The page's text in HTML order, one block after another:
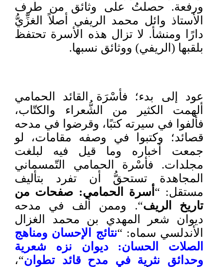
ورفعة. حصلتُ على وثائق من طرف
الأستاذ وائل محمد الريفي أصلاً الغزِّيُّ
دارًا ومنشأ. لا تزال هذه الأسرة تحتفظ
بلقبها (الريفي) ووثائق نسبها.
عود إلى بدء؛ فأسْرَة القائد الحمامي
ألهمت الكثير من الشُّعراء والكتّاب،
فألفوا في سيرته كتبًا، وقرضوا في مدحه
قصائد؛ وكتبوا في وصفه مقامات، لو
جمعت أخباره وما قيل فيه لبلغت
مجلدات. فأسْرة الحمامي التّمسماني
المجاهدة تستحقُّ أن تفرد بتأليف
مستقل: “ أسرة الحمامي: صفحات من
تاريخ الريف“. وممن ألف في مدحه
ديوان شعر المهدي بن محمد الغزال
الأندلسي سماه: “نتائج الإحسان ومناهج
الصلات الحسان: ديوان نزه شعرية
وحدائق نثرية في مدح قائد تطوان“،